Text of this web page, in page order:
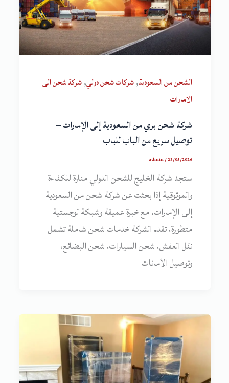
الشحن من السعودية,شركات شحن دولي,شركة شحن الى
الامارات
شركة شحن بري من السعودية إلى الإمارات –
توصيل سريع من الباب للباب
admin/23/05/2026
ستجد شركة الخليج للشحن الدولي منارة للكفاءة
والموثوقية إذا بحثت عن شركة شحن من السعودية
إلى الإمارات. مع خبرة عميقة وشبكة لوجستية
متطورة، تقدم الشركة خدمات شحن شاملة تشمل
نقل العفش، شحن السيارات، شحن البضائع،
وتوصيل الأمانات